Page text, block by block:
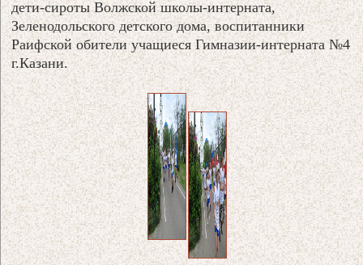
дети-сироты Волжской школы-интерната,
Зеленодольского детского дома, воспитанники
Раифской обители учащиеся Гимназии-интерната №4
г.Казани.